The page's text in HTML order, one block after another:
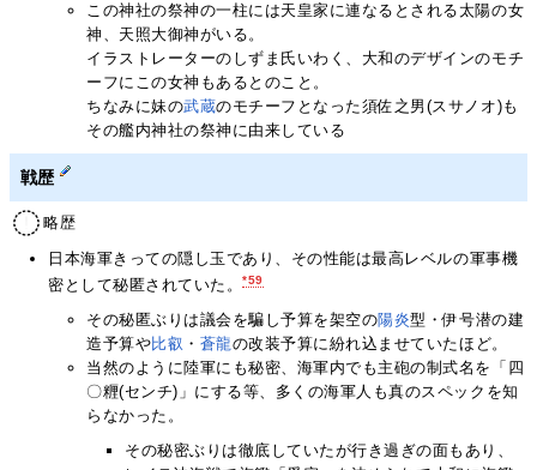
この神社の祭神の一柱には天皇家に連なるとされる太陽の女
神、天照大御神がいる。
イラストレーターのしずま氏いわく、大和のデザインのモチ
ーフにこの女神もあるとのこと。
ちなみに妹の武蔵のモチーフとなった須佐之男(スサノオ)も
その艦内神社の祭神に由来している
戦歴
略歴
日本海軍きっての隠し玉であり、その性能は最高レベルの軍事機
密として秘匿されていた。*59
その秘匿ぶりは議会を騙し予算を架空の陽炎型・伊号潜の建
造予算や比叡 ・ 蒼龍の改装予算に紛れ込ませていたほど。
当然のように陸軍にも秘密、海軍内でも主砲の制式名を「四
〇糎(センチ)」にする等、多くの海軍人も真のスペックを知
らなかった。
その秘密ぶりは徹底していたが行き過ぎの面もあり、